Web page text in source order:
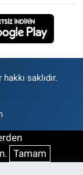
saklıdır.
Tamam